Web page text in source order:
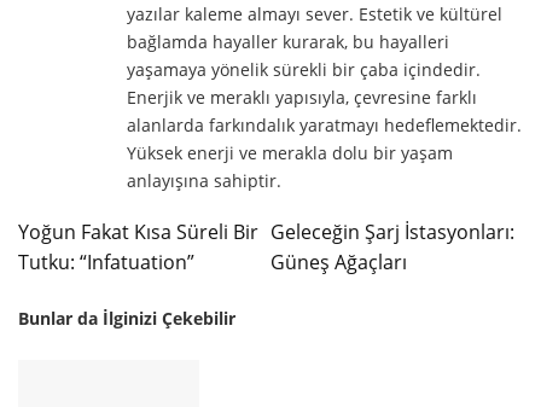
yazılar kaleme almayı sever. Estetik ve kültürel
bağlamda hayaller kurarak, bu hayalleri
yaşamaya yönelik sürekli bir çaba içindedir.
Enerjik ve meraklı yapısıyla, çevresine farklı
alanlarda farkındalık yaratmayı hedeflemektedir.
Yüksek enerji ve merakla dolu bir yaşam
anlayışına sahiptir.
Yoğun Fakat Kısa Süreli Bir
Tutku: “Infatuation”
Geleceğin Şarj İstasyonları:
Güneş Ağaçları
Bunlar da İlginizi Çekebilir